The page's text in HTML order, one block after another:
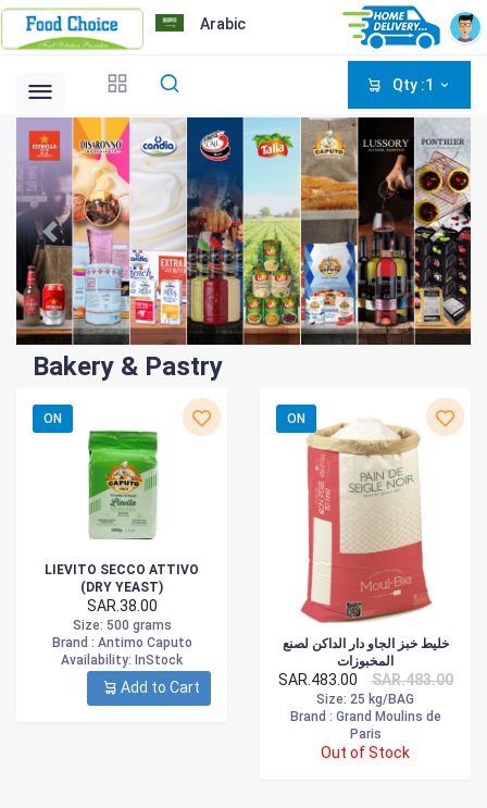
Arabic
Qty :1
Bakery & Pastry
ON
LIEVITO SECCO ATTIVO
(DRY YEAST)
SAR.38.00
Size: 500 grams
Brand : Antimo Caputo
Availability: InStock
Add to Cart
ON
خليط خبز الجاو دار الداكن لصنع
المخبوزات
SAR.483.00 SAR.483.00
Size: 25 kg/BAG
Brand : Grand Moulins de
Paris
Out of Stock